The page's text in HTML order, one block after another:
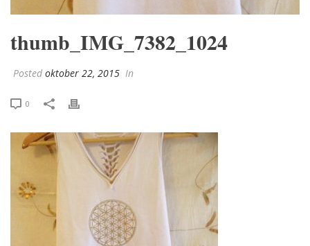
thumb_IMG_7382_1024
Posted oktober 22, 2015 In
0